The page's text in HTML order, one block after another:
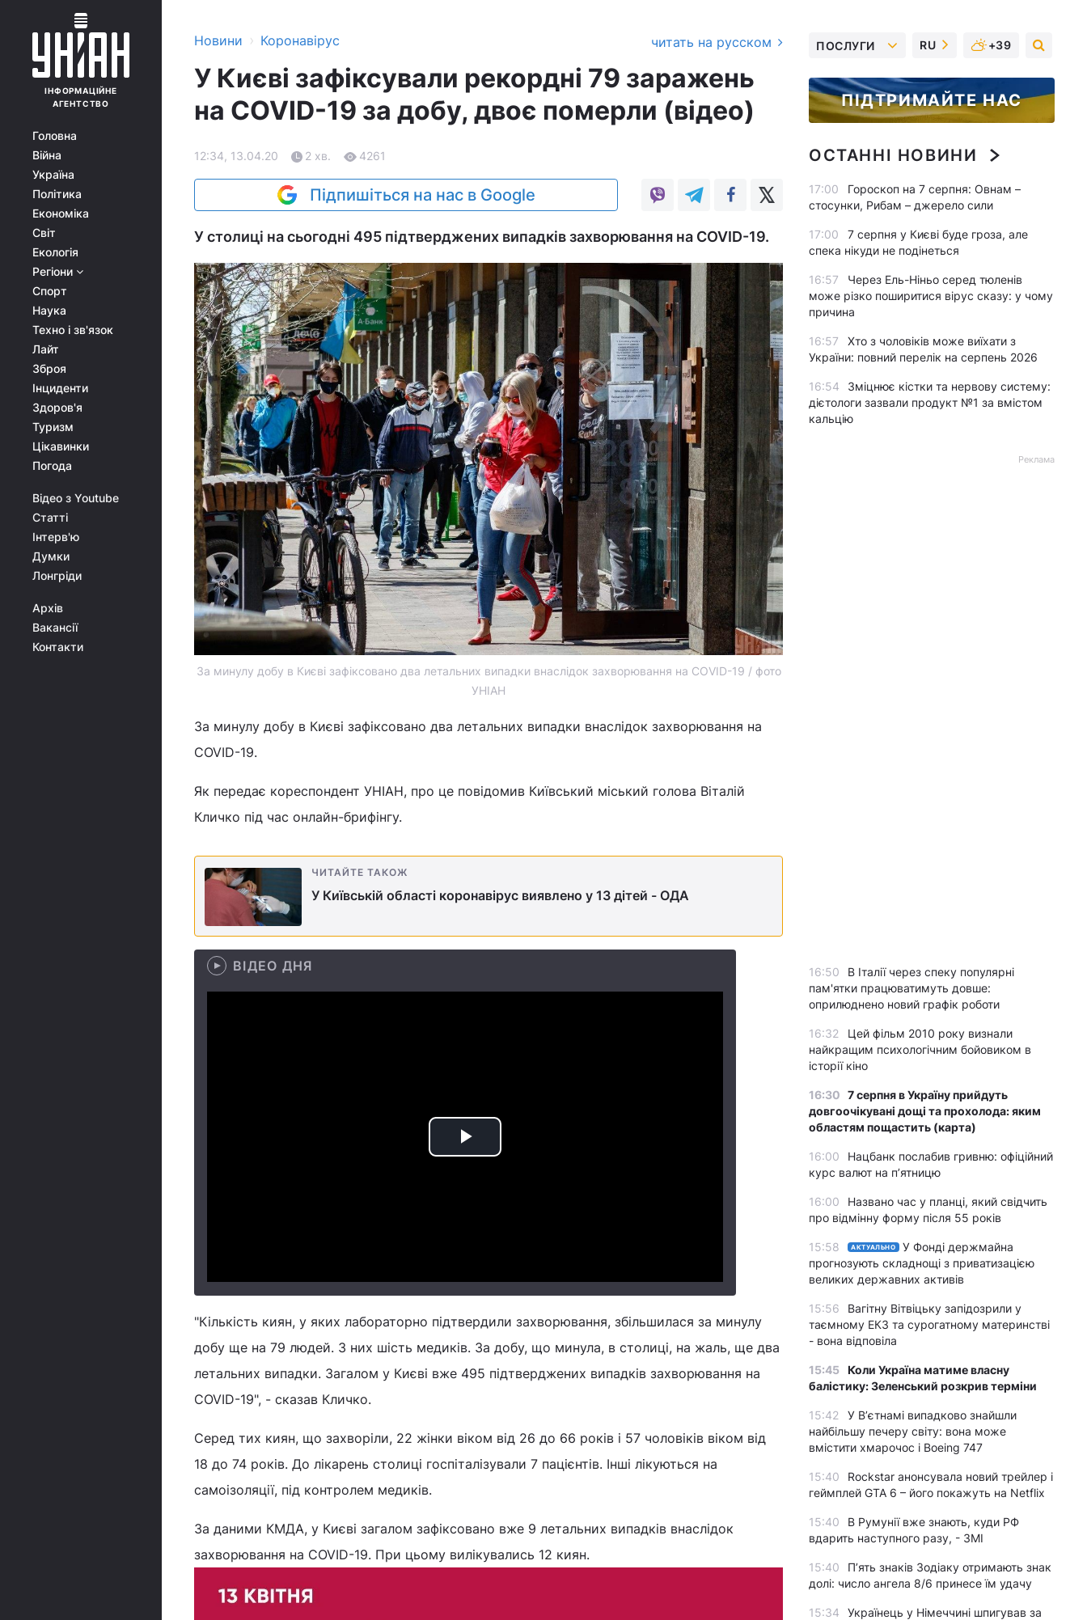
ІНФОРМАЦІЙНЕ
АГЕНТСТВО
Головна
Війна
Україна
Політика
Економіка
Світ
Екологія
Регіони
Спорт
Наука
Техно і зв'язок
Лайт
Зброя
Інциденти
Здоров'я
Туризм
Цікавинки
Погода
Відео з Youtube
Статті
Інтерв'ю
Думки
Лонгріди
Архів
Вакансії
Контакти
Новини › Коронавірус читать на русском
У Києві зафіксували рекордні 79 заражень
на COVID-19 за добу, двоє померли (відео)
12:34, 13.04.20 2 хв. 4261
Підпишіться на нас в Google
У столиці на сьогодні 495 підтверджених випадків захворювання на COVID-19.
За минулу добу в Києві зафіксовано два летальних випадки внаслідок захворювання на COVID-19 / фото
УНІАН
За минулу добу в Києві зафіксовано два летальних випадки внаслідок захворювання на
COVID-19.
Як передає кореспондент УНІАН, про це повідомив Київський міський голова Віталій
Кличко під час онлайн-брифінгу.
ЧИТАЙТЕ ТАКОЖ
У Київській області коронавірус виявлено у 13 дітей - ОДА
ВІДЕО ДНЯ
Play
"Кількість киян, у яких лабораторно підтвердили захворювання, збільшилася за минулу
добу ще на 79 людей. З них шість медиків. За добу, що минула, в столиці, на жаль, ще два
летальних випадки. Загалом у Києві вже 495 підтверджених випадків захворювання на
COVID-19", - сказав Кличко.
Серед тих киян, що захворіли, 22 жінки віком від 26 до 66 років і 57 чоловіків віком від
18 до 74 років. До лікарень столиці госпіталізували 7 пацієнтів. Інші лікуються на
самоізоляції, під контролем медиків.
За даними КМДА, у Києві загалом зафіксовано вже 9 летальних випадків внаслідок
захворювання на COVID-19. При цьому вилікувались 12 киян.
ПОСЛУГИ RU +39
ПІДТРИМАЙТЕ НАС
ОСТАННІ НОВИНИ
17:00
Гороскоп на 7 серпня: Овнам –
стосунки, Рибам – джерело сили
17:00
7 серпня у Києві буде гроза, але
спека нікуди не подінеться
16:57
Через Ель-Ніньо серед тюленів
може різко поширитися вірус сказу: у чому
причина
16:57
Хто з чоловіків може виїхати з
України: повний перелік на серпень 2026
16:54
Зміцнює кістки та нервову систему:
дієтологи зазвали продукт №1 за вмістом
кальцію
Реклама
16:50
В Італії через спеку популярні
пам'ятки працюватимуть довше:
оприлюднено новий графік роботи
16:32
Цей фільм 2010 року визнали
найкращим психологічним бойовиком в
історії кіно
16:30 7 серпня в Україну прийдуть
довгоочікувані дощі та прохолода: яким
областям пощастить (карта)
16:00
Нацбанк послабив гривню: офіційний
курс валют на п’ятницю
16:00
Названо час у планці, який свідчить
про відмінну форму після 55 років
15:58 АКТУАЛЬНО
У Фонді держмайна
прогнозують складнощі з приватизацією
великих державних активів
15:56
Вагітну Вітвіцьку запідозрили у
таємному ЕКЗ та сурогатному материнстві
- вона відповіла
15:45 Коли Україна матиме власну
балістику: Зеленський розкрив терміни
15:42
У Вʼєтнамі випадково знайшли
найбільшу печеру світу: вона може
вмістити хмарочос і Boeing 747
15:40
Rockstar анонсувала новий трейлер і
геймплей GTA 6 – його покажуть на Netflix
15:40
В Румунії вже знають, куди РФ
вдарить наступного разу, - ЗМІ
15:40
П’ять знаків Зодіаку отримають знак
долі: число ангела 8/6 принесе їм удачу
15:34
Українець у Німеччині шпигував за